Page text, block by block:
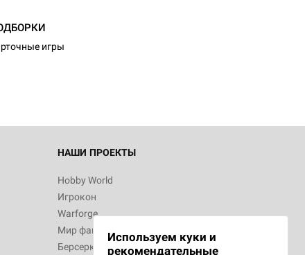
игры
НАШИ ПРОЕКТЫ
Hobby World
Игрокон
Warforge
Мир фантастики
Берсерк
Используем куки и
рекомендательные